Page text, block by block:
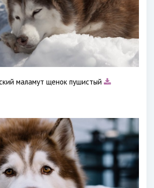
маламут щенок пушистый